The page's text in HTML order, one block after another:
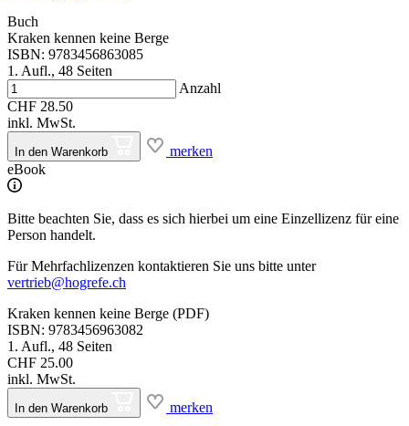
Buch
Kraken kennen keine Berge
ISBN: 9783456863085
1. Aufl., 48 Seiten
Anzahl
CHF 28.50
inkl. MwSt.
In den Warenkorb
merken
eBook
Bitte beachten Sie, dass es sich hierbei um eine Einzellizenz für eine
Person handelt.
Für Mehrfachlizenzen kontaktieren Sie uns bitte unter
vertrieb@hogrefe.ch
Kraken kennen keine Berge (PDF)
ISBN: 9783456963082
1. Aufl., 48 Seiten
CHF 25.00
inkl. MwSt.
In den Warenkorb merken